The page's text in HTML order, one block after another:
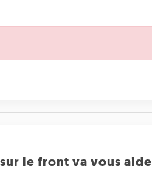
le front va vous